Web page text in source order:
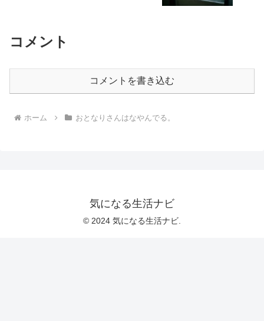
コメント
コメントを書き込む
ホーム おとなりさんはなやんでる。
気になる生活ナビ
© 2024 気になる生活ナビ.